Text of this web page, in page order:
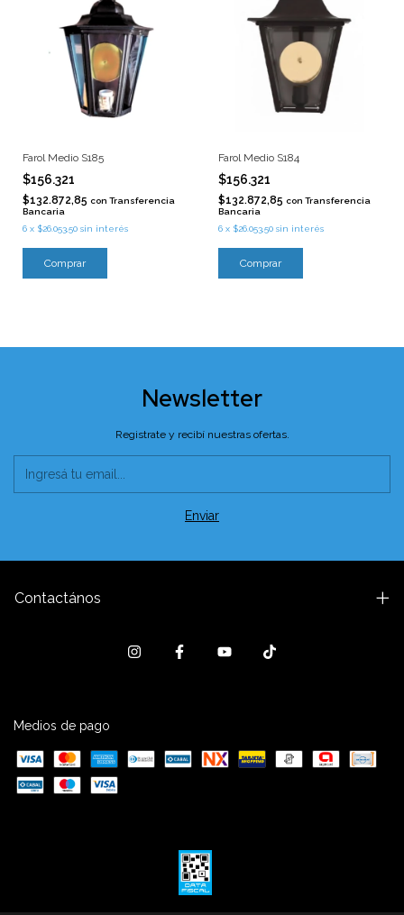
Farol Medio S185
$156.321
$132.872,85 con Transferencia
Bancaria
6 x $26.053,50 sin interés
Farol Medio S184
$156.321
$132.872,85 con Transferencia
Bancaria
6 x $26.053,50 sin interés
Newsletter
Registrate y recibí nuestras ofertas.
Contactános
Medios de pago